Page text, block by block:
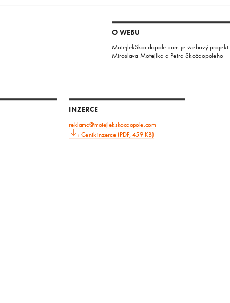
O WEBU
MotejlekSkocdopole.com je webový projekt
Miroslava Motejlka a Petra Skočdopoleho
INZERCE
reklama@motejlekskocdopole.com
Ceník inzerce (PDF, 459 KB)